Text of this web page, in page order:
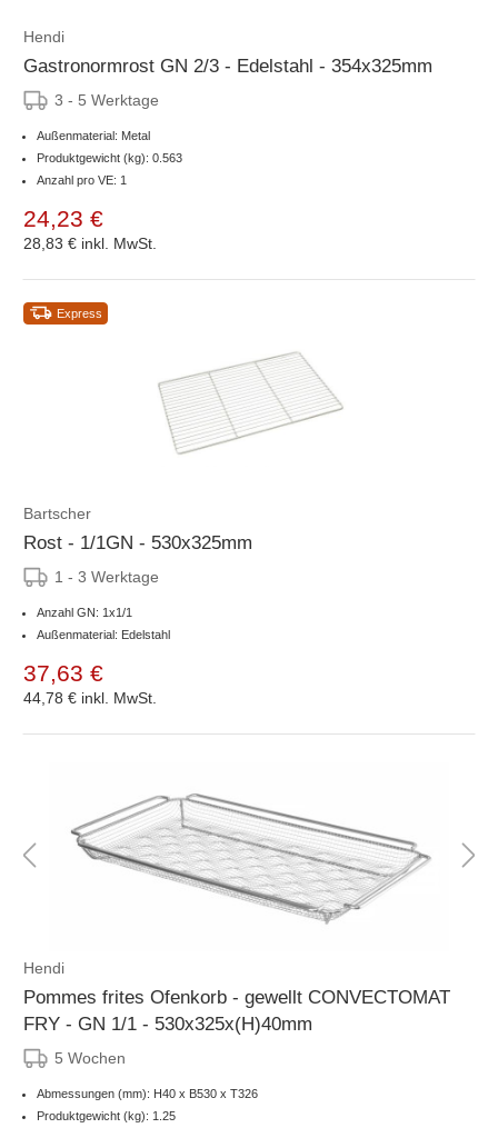
Hendi
Gastronormrost GN 2/3 - Edelstahl - 354x325mm
3 - 5 Werktage
Außenmaterial: Metal
Produktgewicht (kg): 0.563
Anzahl pro VE: 1
24,23 €
28,83 € inkl. MwSt.
Express
Bartscher
Rost - 1/1GN - 530x325mm
1 - 3 Werktage
Anzahl GN: 1x1/1
Außenmaterial: Edelstahl
37,63 €
44,78 € inkl. MwSt.
Hendi
Pommes frites Ofenkorb - gewellt CONVECTOMAT
FRY - GN 1/1 - 530x325x(H)40mm
5 Wochen
Abmessungen (mm): H40 x B530 x T326
Produktgewicht (kg): 1.25